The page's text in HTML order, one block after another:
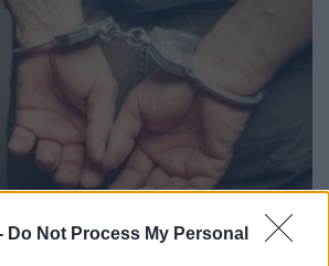
Do Not Process My Personal
με ταχείς ρυθμούς η